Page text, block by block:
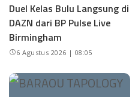
Duel Kelas Bulu Langsung di
DAZN dari BP Pulse Live
Birmingham
6 Agustus 2026 | 08:05